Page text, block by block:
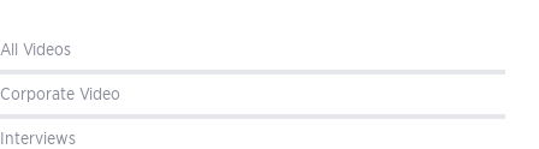
All Videos
Corporate Video
Interviews